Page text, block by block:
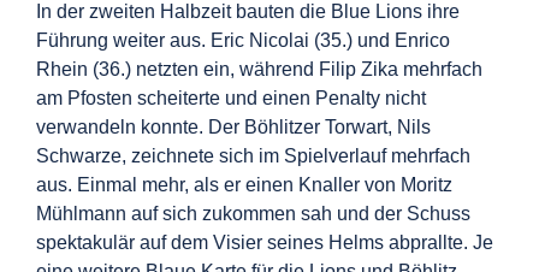
In der zweiten Halbzeit bauten die Blue Lions ihre
Führung weiter aus. Eric Nicolai (35.) und Enrico
Rhein (36.) netzten ein, während Filip Zika mehrfach
am Pfosten scheiterte und einen Penalty nicht
verwandeln konnte. Der Böhlitzer Torwart, Nils
Schwarze, zeichnete sich im Spielverlauf mehrfach
aus. Einmal mehr, als er einen Knaller von Moritz
Mühlmann auf sich zukommen sah und der Schuss
spektakulär auf dem Visier seines Helms abprallte. Je